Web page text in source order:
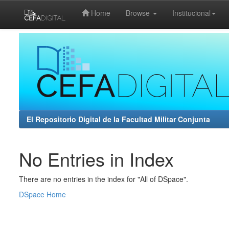
Home Browse Institucional
El Repositorio Digital de la Facultad Militar Conjunta
No Entries in Index
There are no entries in the index for "All of DSpace".
DSpace Home